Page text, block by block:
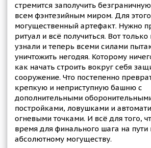
стремится заполучить
всем фэнтезийным миром. Для этого
могущественный артефакт. Нужно
ритуал и всё получиться. Вот только
узнали и теперь всеми силами
уничтожить негодяя. Которому
как начать строить вокруг себя
сооружение. Что постепенно
крепкую и неприступную башню с
дополнительными
постройками, ловушками и
огневыми точками. И всё для того,
время для финального шага на пути
абсолютному могуществу.